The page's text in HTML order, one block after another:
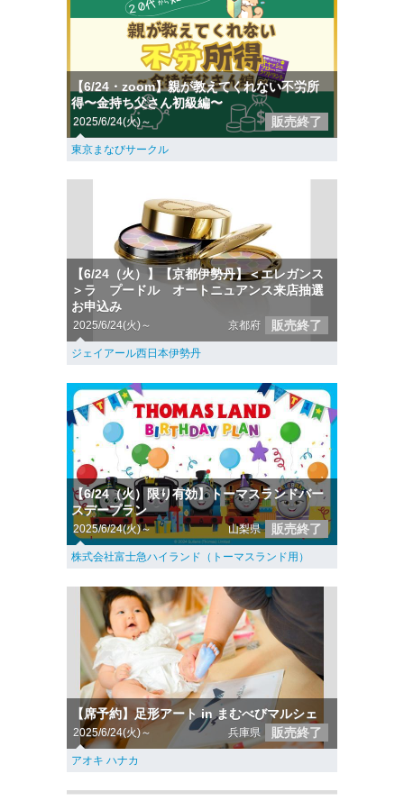
【6/24・zoom】親が教えてくれない不労所
得〜金持ち父さん初級編〜
2025/6/24(火)～ 販売終了
東京まなびサークル
【6/24（火）】【京都伊勢丹】＜エレガンス
＞ラ プードル オートニュアンス来店抽選
お申込み
2025/6/24(火)～ 京都府 販売終了
ジェイアール西日本伊勢丹
【6/24（火）限り有効】トーマスランドバー
スデープラン
2025/6/24(火)～ 山梨県 販売終了
株式会社富士急ハイランド（トーマスランド用）
【席予約】足形アート in まむべびマルシェ
2025/6/24(火)～ 兵庫県 販売終了
アオキ ハナカ